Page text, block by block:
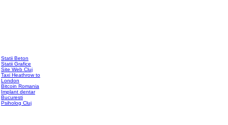
Statii Beton
Statii Grafice
Site Web Cluj
Taxi Heathrow to
London
Bitcoin Romania
Implant dentar
Bucuresti
Psiholog Cluj